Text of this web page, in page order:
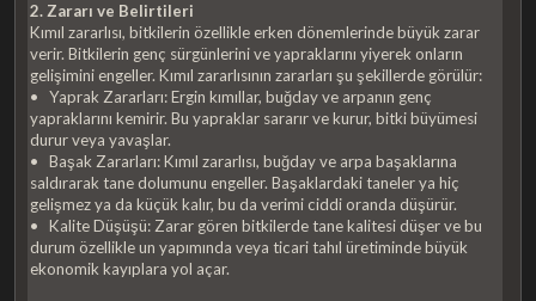
2. Zararı ve Belirtileri
Kımıl zararlısı, bitkilerin özellikle erken dönemlerinde büyük zarar
verir. Bitkilerin genç sürgünlerini ve yapraklarını yiyerek onların
gelişimini engeller. Kımıl zararlısının zararları şu şekillerde görülür:
• Yaprak Zararları: Ergin kımıllar, buğday ve arpanın genç
yapraklarını kemirir. Bu yapraklar sararır ve kurur, bitki büyümesi
durur veya yavaşlar.
• Başak Zararları: Kımıl zararlısı, buğday ve arpa başaklarına
saldırarak tane dolumunu engeller. Başaklardaki taneler ya hiç
gelişmez ya da küçük kalır, bu da verimi ciddi oranda düşürür.
• Kalite Düşüşü: Zarar gören bitkilerde tane kalitesi düşer ve bu
durum özellikle un yapımında veya ticari tahıl üretiminde büyük
ekonomik kayıplara yol açar.